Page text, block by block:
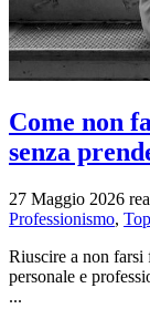
Come non
senza
27 Maggio 2026
Professionismo,
Riuscire a non farsi
personale e
...